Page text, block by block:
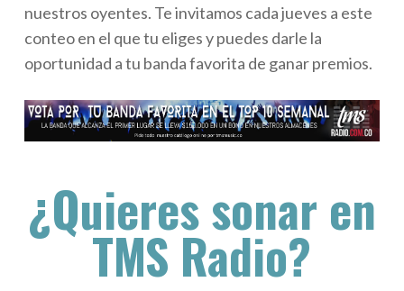
nuestros oyentes. Te invitamos cada jueves a este
conteo en el que tu eliges y puedes darle la
oportunidad a tu banda favorita de ganar premios.
¿Quieres sonar en
TMS Radio?